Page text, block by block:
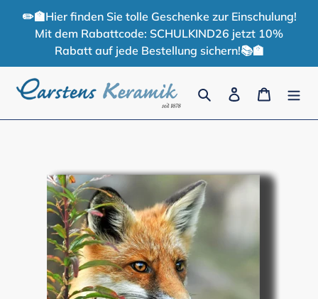
✏️🏫Hier finden Sie tolle Geschenke zur Einschulung!
Mit dem Rabattcode: SCHULKIND26 jetzt 10%
Rabatt auf jede Bestellung sichern!📚🏫
Suchen Einloggen